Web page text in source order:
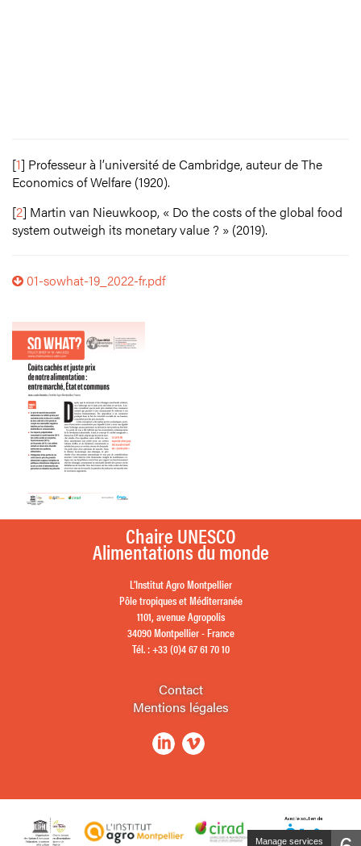
[1] Professeur à l’université de Cambridge, auteur de The
Economics of Welfare (1920).
[2] Martin van Nieuwkoop, « Do the costs of the global food
system outweigh its monetary value ? » (2019).
01-sowhat-19_2022-fr.pdf
Chaire UNESCO
Alimentations du monde
L’Institut Agro Montpellier
Pôle tropiques et Méditerranée
1101, avenue Agropolis
34090 Montpellier - France
Tél. : +33 (0)4 67 61 70 10
Contact
Mentions légales
Manage services